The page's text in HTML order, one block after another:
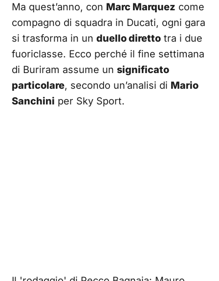
Ma quest’anno, con Marc Marquez come
compagno di squadra in Ducati, ogni gara
si trasforma in un duello diretto tra i due
fuoriclasse. Ecco perché il fine settimana
di Buriram assume un significato
particolare, secondo un’analisi di Mario
Sanchini per Sky Sport.